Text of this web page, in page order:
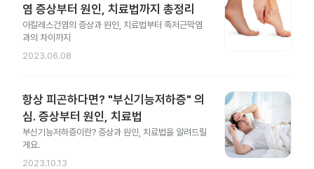
염 증상부터 원인, 치료법까지 총정리
아킬레스건염의 증상과 원인, 치료법부터 족저근막염
과의 차이까지
2023.06.08
항상 피곤하다면? "부신기능저하증" 의
심. 증상부터 원인, 치료법
부신기능저하증이란? 증상과 원인, 치료법을 알려드릴
게요.
2023.10.13